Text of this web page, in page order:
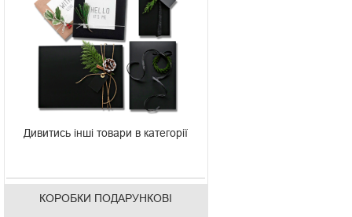
Дивитись інші товари в категорії
КОРОБКИ ПОДАРУНКОВІ